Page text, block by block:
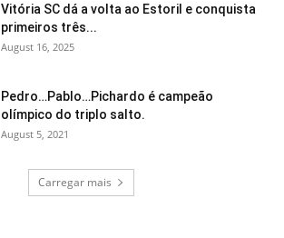
Vitória SC dá a volta ao Estoril e conquista
primeiros três...
August 16, 2025
Pedro…Pablo…Pichardo é campeão
olímpico do triplo salto.
August 5, 2021
Carregar mais